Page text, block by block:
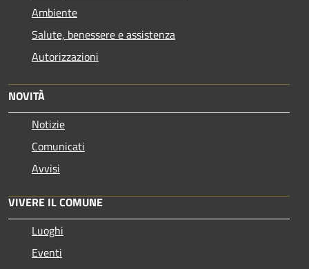
Ambiente
Salute, benessere e assistenza
Autorizzazioni
NOVITÀ
Notizie
Comunicati
Avvisi
VIVERE IL COMUNE
Luoghi
Eventi